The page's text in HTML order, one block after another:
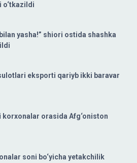
o‘tkazildi
yasha!” shiori ostida shashka
eksporti qariyb ikki baravar
orasida Afg‘oniston
soni bo‘yicha yetakchilik